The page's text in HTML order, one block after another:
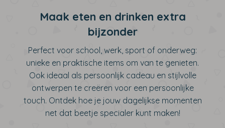
Maak eten en drinken extra
bijzonder
Perfect voor school, werk, sport of onderweg:
unieke en praktische items om van te genieten.
Ook ideaal als persoonlijk cadeau en stijlvolle
ontwerpen te creëren voor een persoonlijke
touch. Ontdek hoe je jouw dagelijkse momenten
net dat beetje specialer kunt maken!